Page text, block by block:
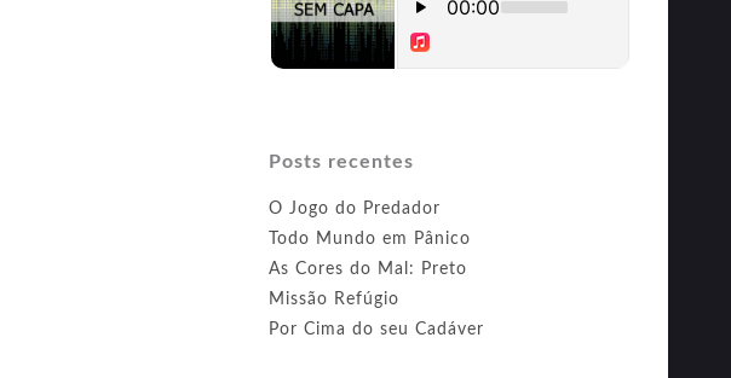
Posts recentes
O Jogo do Predador
Todo Mundo em Pânico
As Cores do Mal: Preto
Missão Refúgio
Por Cima do seu Cadáver